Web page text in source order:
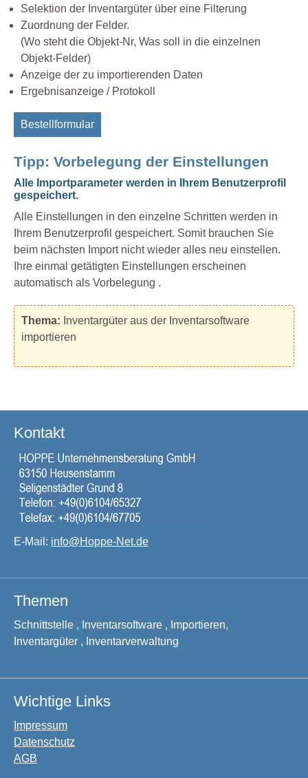
Selektion der Inventargüter über eine Filterung
Zuordnung der Felder.
(Wo steht die Objekt-Nr, Was soll in die einzelnen
Objekt-Felder)
Anzeige der zu importierenden Daten
Ergebnisanzeige / Protokoll
Bestellformular
Tipp: Vorbelegung der Einstellungen
Alle Importparameter werden in Ihrem Benutzerprofil
gespeichert.
Alle Einstellungen in den einzelne Schritten werden in
Ihrem Benutzerprofil gespeichert. Somit brauchen Sie
beim nächsten Import nicht wieder alles neu einstellen.
Ihre einmal getätigten Einstellungen erscheinen
automatisch als Vorbelegung .
Thema: Inventargüter aus der Inventarsoftware
importieren
Kontakt
E-Mail: info@Hoppe-Net.de
Themen
Schnittstelle , Inventarsoftware , Importieren,
Inventargüter , Inventarverwaltung
Wichtige Links
Impressum
Datenschutz
AGB